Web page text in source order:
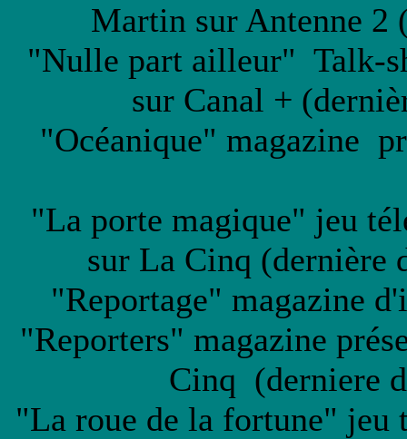
Martin sur Antenne
"Nulle part ailleur" Talk-
sur Canal +
"Océanique" magazine
"La porte magique" jeu
sur La Cinq (dernière
"Reportage" magazine
"Reporters" magazine
Cinq (derniere
"La roue de la fortune" jeu